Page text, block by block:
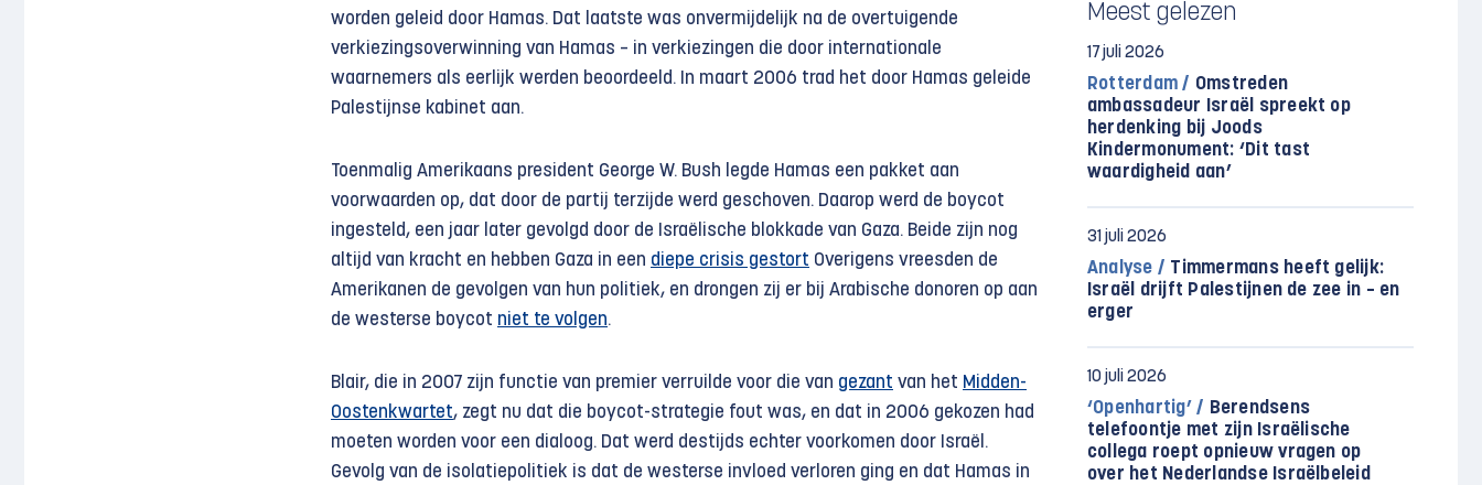
worden geleid door Hamas. Dat laatste was onvermijdelijk na de overtuigende
verkiezingsoverwinning van Hamas – in verkiezingen die door internationale
waarnemers als eerlijk werden beoordeeld. In maart 2006 trad het door Hamas geleide
Palestijnse kabinet aan.
Toenmalig Amerikaans president George W. Bush legde Hamas een pakket aan
voorwaarden op, dat door de partij terzijde werd geschoven. Daarop werd de boycot
ingesteld, een jaar later gevolgd door de Israëlische blokkade van Gaza. Beide zijn nog
altijd van kracht en hebben Gaza in een diepe crisis gestort Overigens vreesden de
Amerikanen de gevolgen van hun politiek, en drongen zij er bij Arabische donoren op aan
de westerse boycot niet te volgen.
Blair, die in 2007 zijn functie van premier verruilde voor die van gezant van het Midden-
Oostenkwartet, zegt nu dat die boycot-strategie fout was, en dat in 2006 gekozen had
moeten worden voor een dialoog. Dat werd destijds echter voorkomen door Israël.
Gevolg van de isolatiepolitiek is dat de westerse invloed verloren ging en dat Hamas in
Meest gelezen
17 juli 2026
Rotterdam / Omstreden
ambassadeur Israël spreekt op
herdenking bij Joods
Kindermonument: ‘Dit tast
waardigheid aan’
31 juli 2026
Analyse / Timmermans heeft gelijk:
Israël drijft Palestijnen de zee in – en
erger
10 juli 2026
‘Openhartig’ / Berendsens
telefoontje met zijn Israëlische
collega roept opnieuw vragen op
over het Nederlandse Israëlbeleid